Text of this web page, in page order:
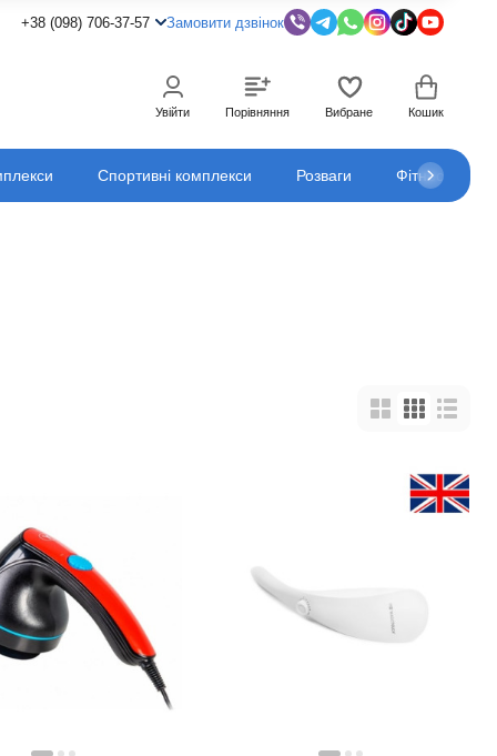
+38 (098) 706-37-57 Замовити дзвінок
Увійти Порівняння Вибране Кошик
Спортивні комплекси Розваги Фітнес